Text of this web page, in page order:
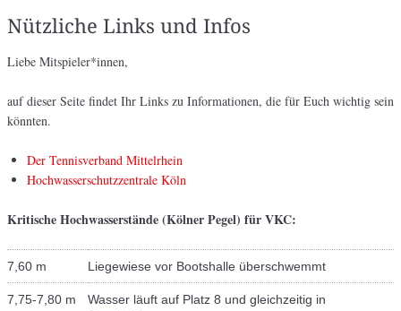
Nützliche Links und Infos
Liebe Mitspieler*innen,
auf dieser Seite findet Ihr Links zu Informationen, die für Euch wichtig sein
könnten.
Der Tennisverband Mittelrhein
Hochwasserschutzzentrale Köln
Kritische Hochwasserstände (Kölner Pegel) für VKC:
7,60 m Liegewiese vor Bootshalle überschwemmt
7,75-7,80 m
Wasser läuft auf Platz 8 und gleichzeitig in